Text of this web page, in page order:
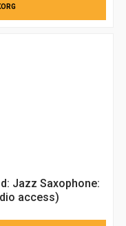
Jazz Saxophone:
access)